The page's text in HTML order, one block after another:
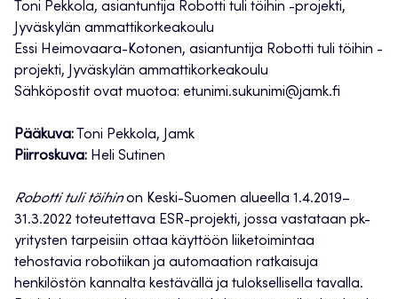
Toni Pekkola, asiantuntija Robotti tuli töihin -projekti,
Jyväskylän ammattikorkeakoulu
Essi Heimovaara-Kotonen, asiantuntija Robotti tuli töihin -
projekti, Jyväskylän ammattikorkeakoulu
Sähköpostit ovat muotoa: etunimi.sukunimi@jamk.fi
Pääkuva: Toni Pekkola, Jamk
Piirroskuva: Heli Sutinen
Robotti tuli töihinon Keski-Suomen alueella 1.4.2019–
31.3.2022 toteutettava ESR-projekti, jossa vastataan pk-
yritysten tarpeisiin ottaa käyttöön liiketoimintaa
tehostavia robotiikan ja automaation ratkaisuja
henkilöstön kannalta kestävällä ja tuloksellisella tavalla.